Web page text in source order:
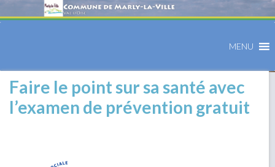
MENU
Faire le point sur sa santé avec
l’examen de prévention gratuit